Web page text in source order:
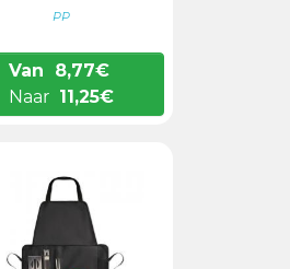
PP
Van 8,77€
Naar 11,25€